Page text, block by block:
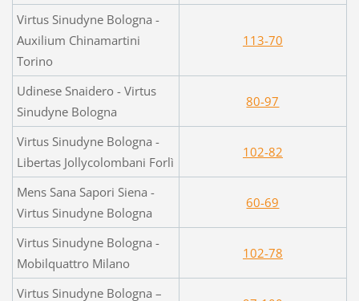
Virtus Sinudyne Bologna -
Auxilium Chinamartini
Torino
113-70
Udinese Snaidero - Virtus
Sinudyne Bologna
80-97
Virtus Sinudyne Bologna -
Libertas Jollycolombani Forlì
102-82
Mens Sana Sapori Siena -
Virtus Sinudyne Bologna
60-69
Virtus Sinudyne Bologna -
Mobilquattro Milano
102-78
Virtus Sinudyne Bologna –